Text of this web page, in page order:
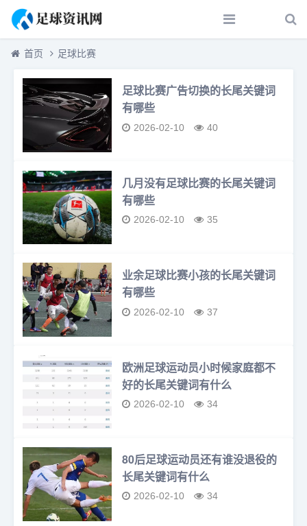
首页 足球比赛
足球比赛广告切换的长尾关键词
有哪些
2026-02-10 40
几月没有足球比赛的长尾关键词
有哪些
2026-02-10 35
业余足球比赛小孩的长尾关键词
有哪些
2026-02-10 37
欧洲足球运动员小时候家庭都不
好的长尾关键词有什么
2026-02-10 34
80后足球运动员还有谁没退役的
长尾关键词有什么
2026-02-10 34